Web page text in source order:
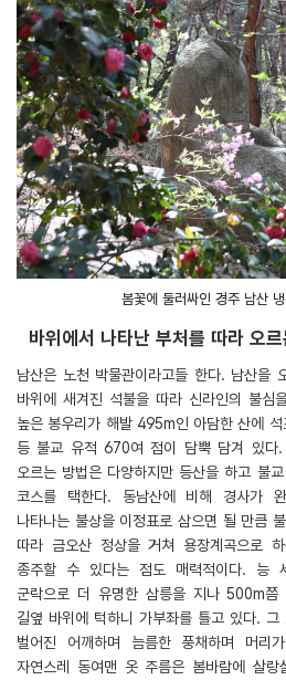
봄꽃에 둘러싸인 경주 남산
바위에서 나타난 부처를 따라 오
남산은 노천 박물관이라고들 한다. 남산을
바위에 새겨진 석불을 따라 신라인의 불심
높은 봉우리가 해발 495m인 아담한 산에
등 불교 유적 670여 점이 담뿍 담겨 있다
오르는 방법은 다양하지만 등산을 하고 불
코스를 택한다. 동남산에 비해 경사가
나타나는 불상을 이정표로 삼으면 될 만큼
따라 금오산 정상을 거쳐 용장계곡으로
종주할 수 있다는 점도 매력적이다. 능
군락으로 더 유명한 삼릉을 지나 500m쯤
길옆 바위에 턱하니 가부좌를 틀고 있다.
벌어진 어깨하며 늠름한 풍채하며 머리
자연스레 동여맨 옷 주름은 봄바람에 살랑